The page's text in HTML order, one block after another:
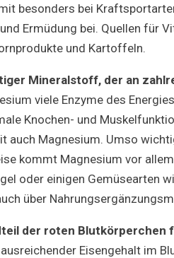
besonders bei
Ermüdung bei. Quellen für
und Kartoffeln.
Mineralstoff, der an
viele Enzyme des
Knochen- und
auch Magnesium. Umso
kommt Magnesium vor
oder einigen Gemüsearten
über
der roten
ausreichender Eisengehalt im